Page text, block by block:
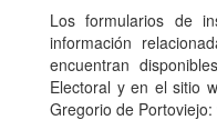
Los formularios de
información
encuentran
Electoral y en el sitio
Gregorio de Portoviejo: